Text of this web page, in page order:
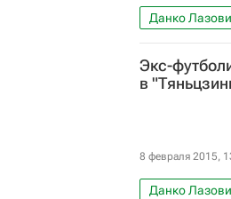
Данко
Экс-
в
8 февраля 2015,
Данко